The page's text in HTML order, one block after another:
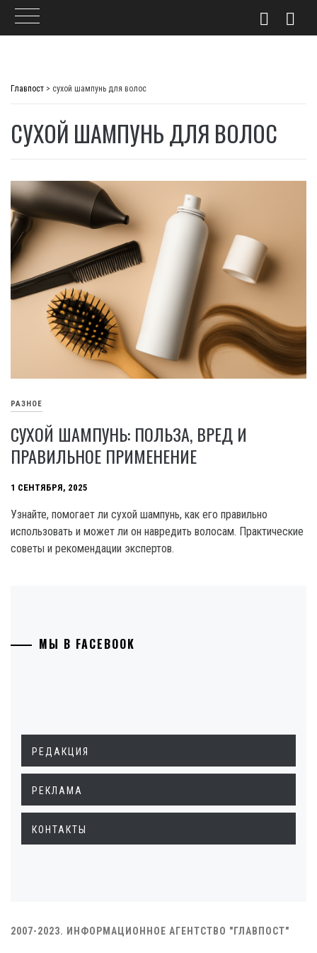
Главпост > сухой шампунь для волос
СУХОЙ ШАМПУНЬ ДЛЯ ВОЛОС
РАЗНОЕ
СУХОЙ ШАМПУНЬ: ПОЛЬЗА, ВРЕД И
ПРАВИЛЬНОЕ ПРИМЕНЕНИЕ
1 СЕНТЯБРЯ, 2025
Узнайте, помогает ли сухой шампунь, как его правильно
использовать и может ли он навредить волосам. Практические
советы и рекомендации экспертов.
МЫ В FACEBOOK
РЕДАКЦИЯ
РЕКЛАМА
КОНТАКТЫ
2007-2023. ИНФОРМАЦИОННОЕ АГЕНТСТВО "ГЛАВПОСТ"